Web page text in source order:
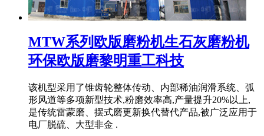
MTW系列欧版磨粉机生石灰磨粉机
环保欧版磨黎明重工科技
该机型采用了锥齿轮整体传动、内部稀油润滑系统、弧
形风道等多项新型技术,粉磨效率高,产量提升20%以上,
是传统雷蒙磨、摆式磨更新换代替代产品,被广泛应用于
电厂脱硫、大型非金 .